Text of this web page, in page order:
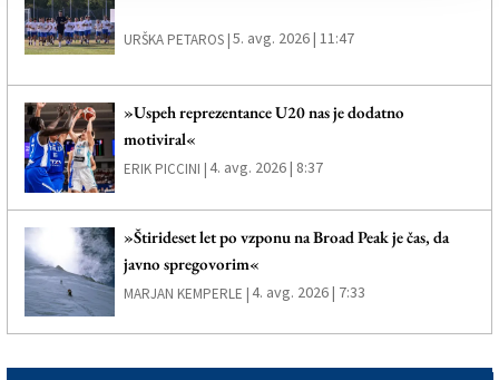
URŠKA PETAROS |5. avg. 2026 | 11:47
»Uspeh reprezentance U20 nas je dodatno
motiviral«
ERIK PICCINI |4. avg. 2026 | 8:37
»Štirideset let po vzponu na Broad Peak je čas, da
javno spregovorim«
MARJAN KEMPERLE |4. avg. 2026 | 7:33